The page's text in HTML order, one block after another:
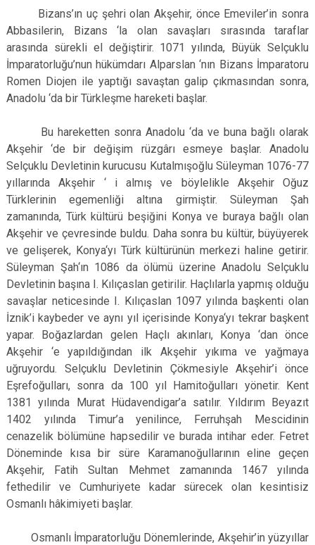
Bizans’ın uç şehri olan Akşehir, önce Emeviler’in sonra
Abbasilerin, Bizans ‘la olan savaşları sırasında taraflar
arasında sürekli el değiştirir. 1071 yılında, Büyük Selçuklu
İmparatorluğu’nun hükümdarı Alparslan ‘nın Bizans İmparatoru
Romen Diojen ile yaptığı savaştan galip çıkmasından sonra,
Anadolu ‘da bir Türkleşme hareketi başlar.
Bu hareketten sonra Anadolu ‘da ve buna bağlı olarak
Akşehir ‘de bir değişim rüzgârı esmeye başlar. Anadolu
Selçuklu Devletinin kurucusu Kutalmışoğlu Süleyman 1076-77
yıllarında Akşehir ‘ i almış ve böylelikle Akşehir Oğuz
Türklerinin egemenliği altına girmiştir. Süleyman Şah
zamanında, Türk kültürü beşiğini Konya ve buraya bağlı olan
Akşehir ve çevresinde buldu. Daha sonra bu kültür, büyüyerek
ve gelişerek, Konya‘yı Türk kültürünün merkezi haline getirir.
Süleyman Şah‘ın 1086 da ölümü üzerine Anadolu Selçuklu
Devletinin başına I. Kılıçaslan getirilir. Haçlılarla yapmış olduğu
savaşlar neticesinde I. Kılıçaslan 1097 yılında başkenti olan
İznik’i kaybeder ve aynı yıl içerisinde Konya‘yı tekrar başkent
yapar. Boğazlardan gelen Haçlı akınları, Konya ‘dan önce
Akşehir ‘e yapıldığından ilk Akşehir yıkıma ve yağmaya
uğruyordu. Selçuklu Devletinin Çökmesiyle Akşehir’i önce
Eşrefoğulları, sonra da 100 yıl Hamitoğulları yönetir. Kent
1381 yılında Murat Hüdavendigar’a satılır. Yıldırım Beyazıt
1402 yılında Timur’a yenilince, Ferruhşah Mescidinin
cenazelik bölümüne hapsedilir ve burada intihar eder. Fetret
Döneminde kısa bir süre Karamanoğullarının eline geçen
Akşehir, Fatih Sultan Mehmet zamanında 1467 yılında
fethedilir ve Cumhuriyete kadar sürecek olan kesintisiz
Osmanlı hâkimiyeti başlar.
Osmanlı İmparatorluğu Dönemlerinde, Akşehir’in yüzyıllar